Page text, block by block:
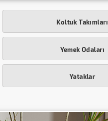
Koltuk Takımları
Yemek Odaları
Yataklar